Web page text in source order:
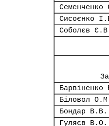
Семенченко
Сисоєнко
Соболєв
Барвіненко
Біловол
Бондар В.В.
Гуляєв В.О.